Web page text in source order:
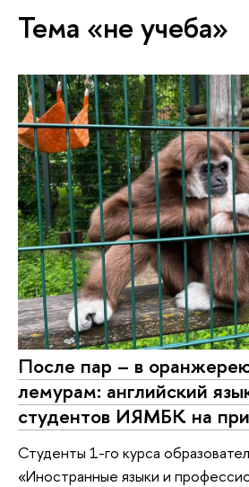
Тема «не учеба»
После пар – в
лемурам: английский
студентов ИЯМБК на
Студенты 1-го курса
«Иностранные языки и